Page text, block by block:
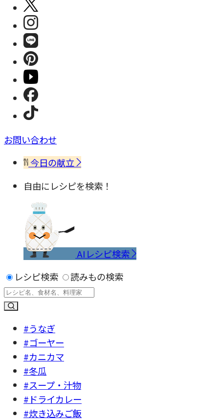
お問い合わせ
今日の献立
自由にレシピを検索！
AIレシピ検索
レシピ検索
読みもの検索
#うなぎ
#ゴーヤー
#カニカマ
#冬瓜
#スープ・汁物
#ドライカレー
#炊き込みご飯